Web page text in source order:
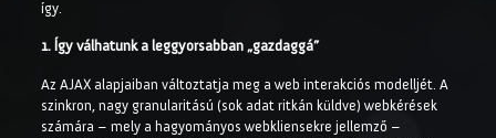
így.
1. Így válhatunk a leggyorsabban „gazdaggá”
Az AJAX alapjaiban változtatja meg a web interakciós modelljét. A
szinkron, nagy granularitású (sok adat ritkán küldve) webkérések
számára – mely a hagyományos webkliensekre jellemző –